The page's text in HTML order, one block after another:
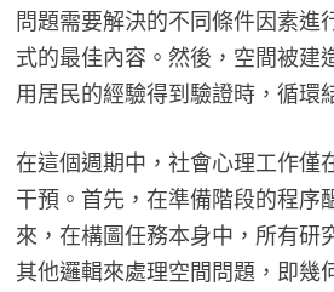
問題需要解決的不同條件因素進
式的最佳內容。然後，空間被建
用居民的經驗得到驗證時，循環
在這個週期中，社會心理工作僅
干預。首先，在準備階段的程序
來，在構圖任務本身中，所有研
其他邏輯來處理空間問題，即幾